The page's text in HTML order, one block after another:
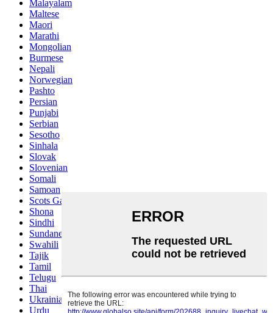
Malayalam
Maltese
Maori
Marathi
Mongolian
Burmese
Nepali
Norwegian
Pashto
Persian
Punjabi
Serbian
Sesotho
Sinhala
Slovak
Slovenian
Somali
Samoan
Scots Gaelic
Shona
Sindhi
Sundanese
Swahili
Tajik
Tamil
Telugu
Thai
Ukrainian
Urdu